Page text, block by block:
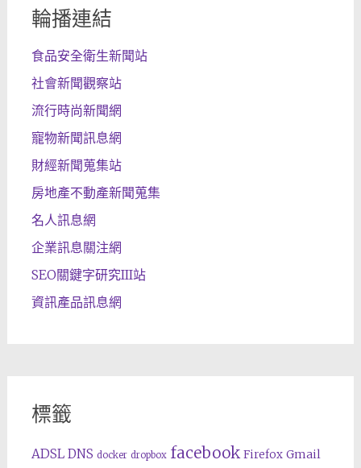
輪播連結
食品安全衛生新聞站
社會新聞觀察站
流行時尚新聞網
寵物新聞訊息網
財經新聞蒐集站
房地產不動產新聞蒐集
名人訊息網
企業訊息關注網
SEO關鍵字研究III站
資訊產品訊息網
標籤
ADSL DNS docker dropbox facebook Firefox Gmail